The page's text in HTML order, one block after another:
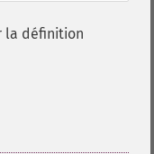
la définition